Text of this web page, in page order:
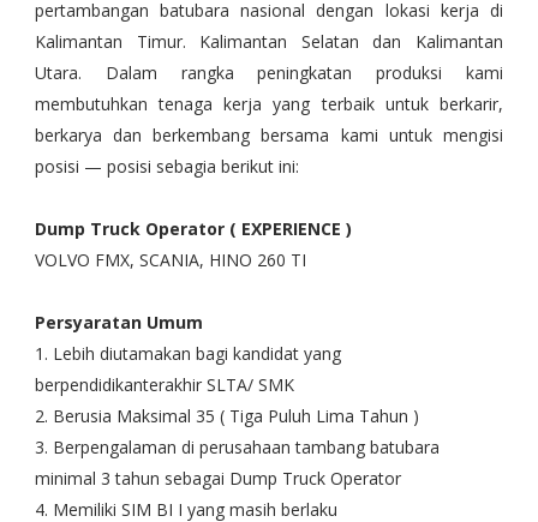
pertambangan batubara nasional dengan lokasi kerja di
Kalimantan Timur. Kalimantan Selatan dan Kalimantan
Utara. Dalam rangka peningkatan produksi kami
membutuhkan tenaga kerja yang terbaik untuk berkarir,
berkarya dan berkembang bersama kami untuk mengisi
posisi — posisi sebagia berikut ini:
Dump Truck Operator ( EXPERIENCE )
VOLVO FMX, SCANIA, HINO 260 TI
Persyaratan Umum
1. Lebih diutamakan bagi kandidat yang
berpendidikanterakhir SLTA/ SMK
2. Berusia Maksimal 35 ( Tiga Puluh Lima Tahun )
3. Berpengalaman di perusahaan tambang batubara
minimal 3 tahun sebagai Dump Truck Operator
4. Memiliki SIM BI I yang masih berlaku